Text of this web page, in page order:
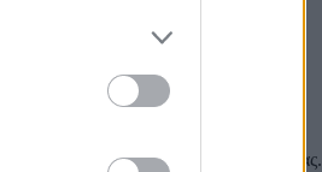
feed reader και στα social media σας.